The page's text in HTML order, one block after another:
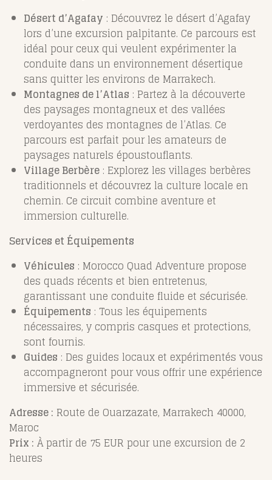
Désert d’Agafay : Découvrez le désert d’Agafay
lors d’une excursion palpitante. Ce parcours est
idéal pour ceux qui veulent expérimenter la
conduite dans un environnement désertique
sans quitter les environs de Marrakech.
Montagnes de l’Atlas : Partez à la découverte
des paysages montagneux et des vallées
verdoyantes des montagnes de l’Atlas. Ce
parcours est parfait pour les amateurs de
paysages naturels époustouflants.
Village Berbère : Explorez les villages berbères
traditionnels et découvrez la culture locale en
chemin. Ce circuit combine aventure et
immersion culturelle.
Services et Équipements
Véhicules : Morocco Quad Adventure propose
des quads récents et bien entretenus,
garantissant une conduite fluide et sécurisée.
Équipements : Tous les équipements
nécessaires, y compris casques et protections,
sont fournis.
Guides : Des guides locaux et expérimentés vous
accompagneront pour vous offrir une expérience
immersive et sécurisée.
Adresse : Route de Ouarzazate, Marrakech 40000,
Maroc
Prix : À partir de 75 EUR pour une excursion de 2
heures